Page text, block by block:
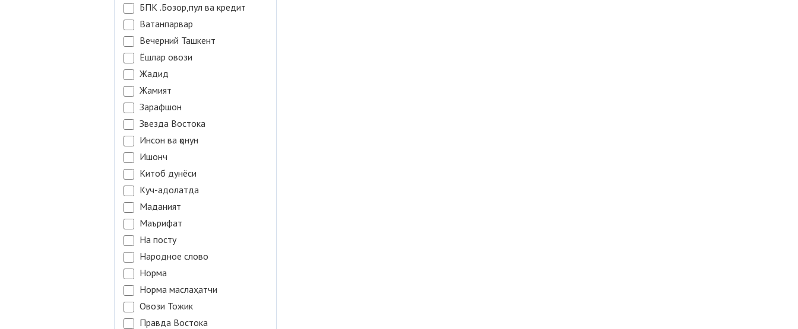
БПК .Бозор,пул ва кредит
Ватанпарвар
Вечерний Ташкент
Ёшлар овози
Жадид
Жамият
Зарафшон
Звезда Востока
Инсон ва қонун
Ишонч
Китоб дунёси
Куч-адолатда
Маданият
Маърифат
На посту
Народное слово
Норма
Норма маслаҳатчи
Овози Тожик
Правда Востока